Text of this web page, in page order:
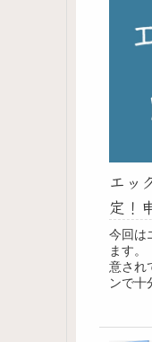
エッ
定！
今回は
ます。
意され
ンで十